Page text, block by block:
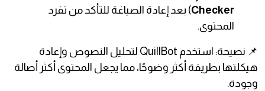
Checker) بعد إعادة الصياغة للتأكد من تفرد
المحتوى.
📌 نصيحة: استخدم QuillBot لتحليل النصوص وإعادة
هيكلتها بطريقة أكثر وضوحًا، مما يجعل المحتوى أكثر أصالة
وجودة.